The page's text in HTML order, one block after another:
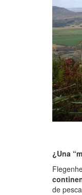
¿Una
de